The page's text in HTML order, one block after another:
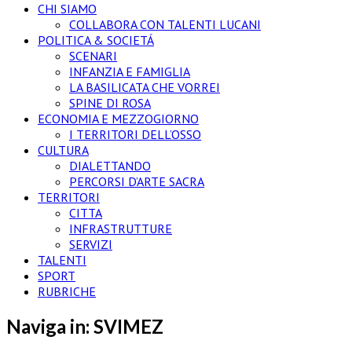
CHI SIAMO
COLLABORA CON TALENTI LUCANI
POLITICA & SOCIETÁ
SCENARI
INFANZIA E FAMIGLIA
LA BASILICATA CHE VORREI
SPINE DI ROSA
ECONOMIA E MEZZOGIORNO
I TERRITORI DELL’OSSO
CULTURA
DIALETTANDO
PERCORSI D’ARTE SACRA
TERRITORI
CITTA
INFRASTRUTTURE
SERVIZI
TALENTI
SPORT
RUBRICHE
Naviga in: SVIMEZ